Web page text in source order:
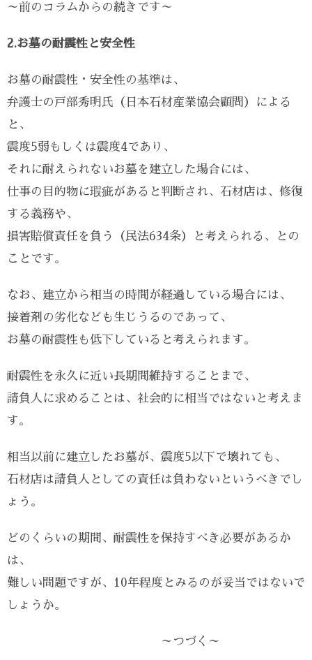
～前のコラムからの続きです～
2.お墓の耐震性と安全性
お墓の耐震性・安全性の基準は、
弁護士の戸部秀明氏（日本石材産業協会顧問）による
と、
震度5弱もしくは震度4であり、
それに耐えられないお墓を建立した場合には、
仕事の目的物に瑕疵があると判断され、石材店は、修復
する義務や、
損害賠償責任を負う（民法634条）と考えられる、との
ことです。
なお、建立から相当の時間が経過している場合には、
接着剤の劣化なども生じうるのであって、
お墓の耐震性も低下していると考えられます。
耐震性を永久に近い長期間維持することまで、
請負人に求めることは、社会的に相当ではないと考えま
す。
相当以前に建立したお墓が、震度5以下で壊れても、
石材店は請負人としての責任は負わないというべきでし
ょう。
どのくらいの期間、耐震性を保持すべき必要があるか
は、
難しい問題ですが、10年程度とみるのが妥当ではないで
しょうか。
～つづく～